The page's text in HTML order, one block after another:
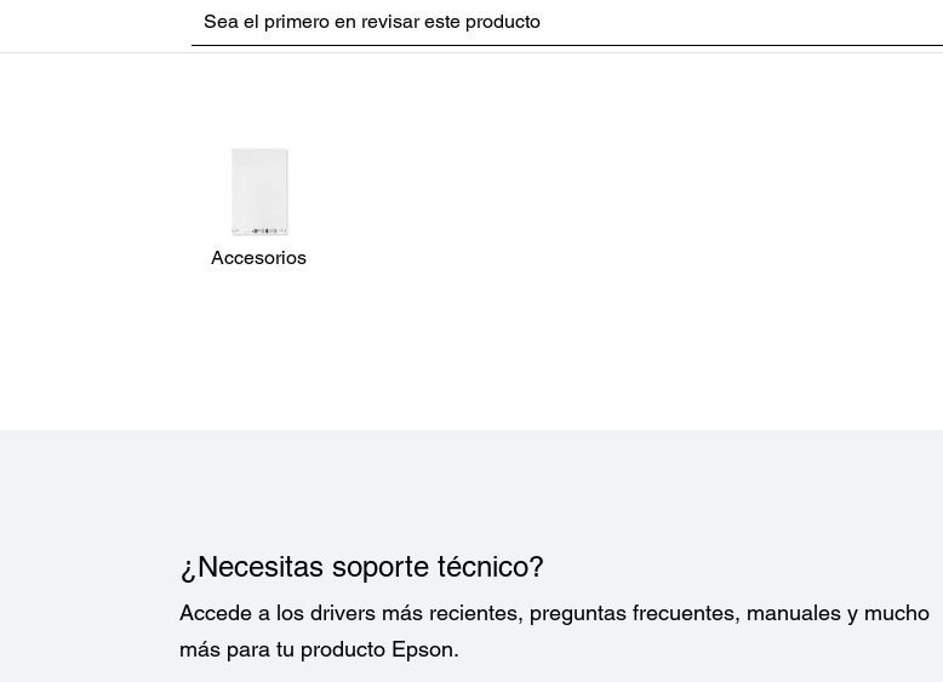
Accesorios
¿Necesitas soporte técnico?
Accede a los drivers más recientes, preguntas frecuentes, manuales y mucho
más para tu producto Epson.